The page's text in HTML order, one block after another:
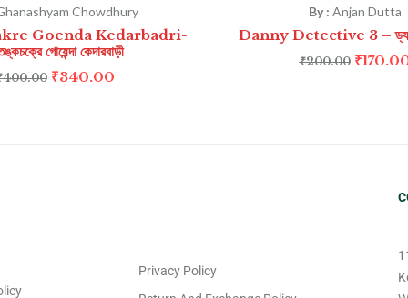
Chowdhury
Goenda Kedarbadri-
গোয়েন্দা কেদারবাড়ী
400.00 ₹340.00
By : Anjan Dutta
Danny Detective 3 – ড্যানি
₹200.00 ₹
Privacy Policy